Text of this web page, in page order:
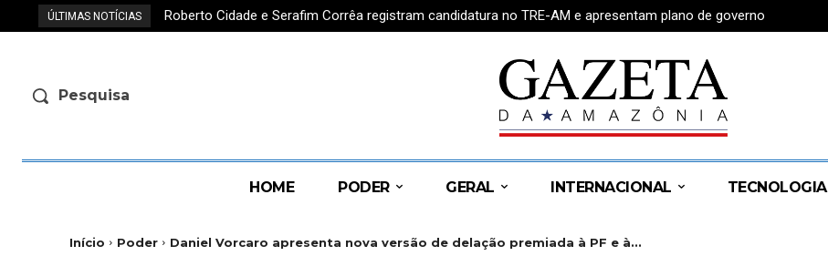
ÚLTIMAS NOTÍCIAS Roberto Cidade e Serafim Corrêa registram candidatura no TRE-AM e apresentam plano de governo
Pesquisa
HOME PODER GERAL INTERNACIONAL TECNOLOGIA
Início Poder Daniel Vorcaro apresenta nova versão de delação premiada à PF e à...